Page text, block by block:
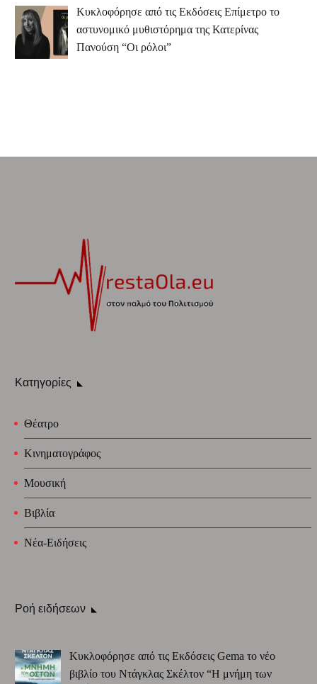
Κυκλοφόρησε από τις Εκδόσεις Επίμετρο το
αστυνομικό μυθιστόρημα της Κατερίνας
Πανούση “Οι ρόλοι”
Κατηγορίες
Θέατρο
Κινηματογράφος
Μουσική
Βιβλία
Νέα-Ειδήσεις
Ροή ειδήσεων
Κυκλοφόρησε από τις Εκδόσεις Gema το νέο
βιβλίο του Ντάγκλας Σκέλτον “Η μνήμη των